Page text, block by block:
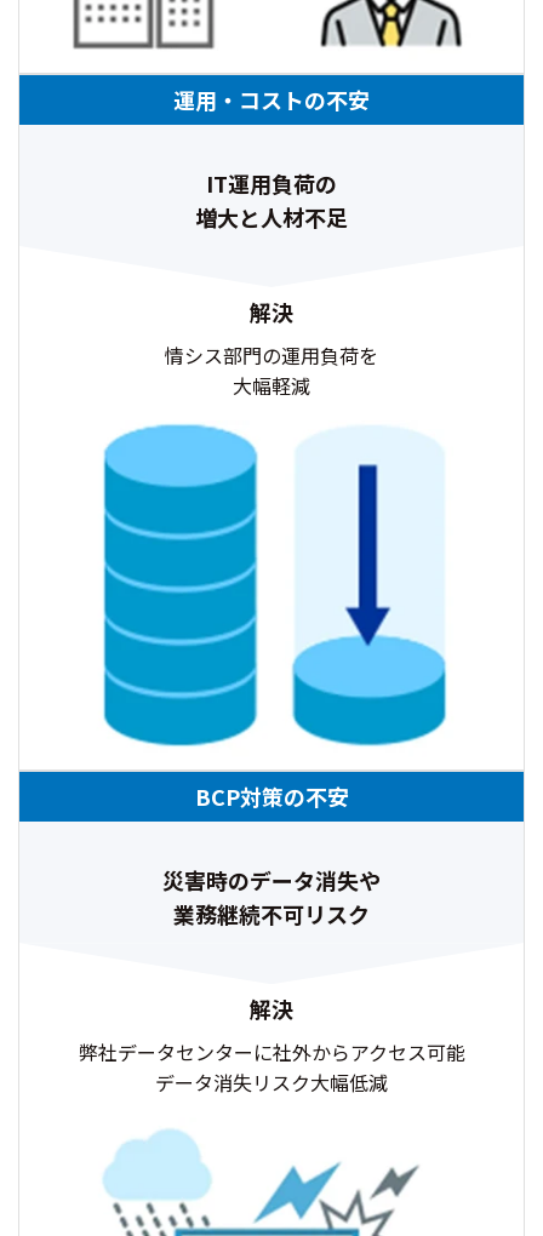
運用・コストの不安
IT運用負荷の
増大と人材不足
解決
情シス部門の運用負荷を
大幅軽減
BCP対策の不安
災害時のデータ消失や
業務継続不可リスク
解決
弊社データセンターに社外からアクセス可能
データ消失リスク大幅低減